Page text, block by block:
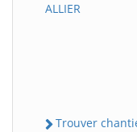
ALLIER
Trouver